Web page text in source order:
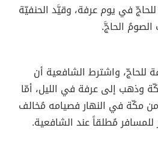
في يوم عرفة، وقيَّد الحنفيّة
الحاجَّ.
للحاجّ، واشترط الشافعية أن
وذهب إلى عرفة في الليل، أمّا
مكّة في النهار فصيامه مُخالف
للمسافر مُطلقاً عند الشافعية.